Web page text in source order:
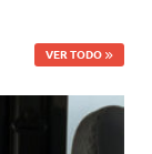
VER TODO